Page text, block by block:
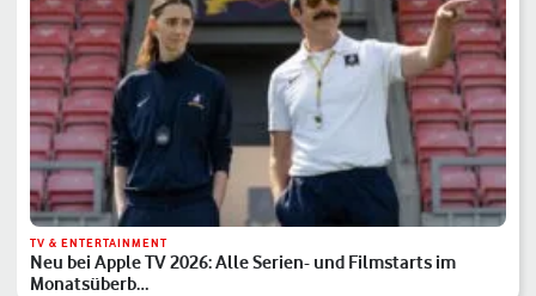
TV & ENTERTAINMENT
Neu bei Apple TV 2026: Alle Serien- und Filmstarts im
Monatsüberb…